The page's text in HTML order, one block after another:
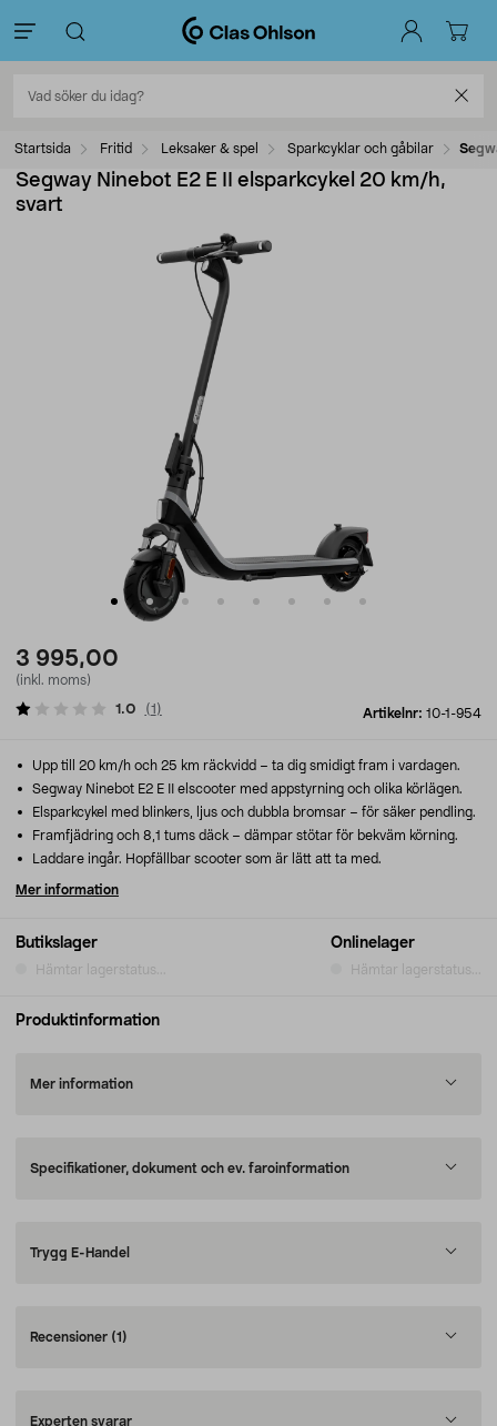
Startsida Fritid Leksaker & spel Sparkcyklar och gåbilar
Segway Ninebot E2 E II elsparkcykel 20 km/h,
svart
3 995,00
(inkl. moms)
Artikelnr: 10-1-954
1.0 (1 )
Butikslager
Hämtar lagerstatus...
Onlinelager
Hämtar lagerstatus...
Upp till 20 km/h och 25 km räckvidd – ta dig smidigt fram i vardagen.
Segway Ninebot E2 E II elscooter med appstyrning och olika körlägen.
Elsparkcykel med blinkers, ljus och dubbla bromsar – för säker pendling.
Framfjädring och 8,1 tums däck – dämpar stötar för bekväm körning.
Laddare ingår. Hopfällbar scooter som är lätt att ta med.
Mer information
Produktinformation
Mer information
Specifikationer, dokument och ev. faroinformation
Trygg E-Handel
Recensioner (1)
Experten svarar